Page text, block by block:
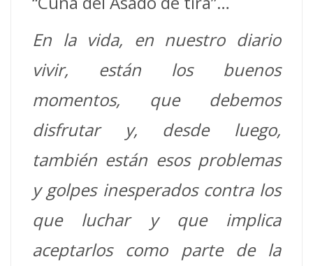
En la vida, en nuestro diario
vivir, están los buenos
momentos, que debemos
disfrutar y, desde luego,
también están esos problemas
y golpes inesperados contra los
que luchar y que implica
aceptarlos como parte de la